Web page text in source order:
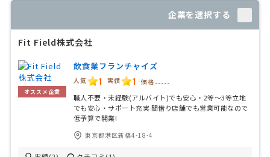
企業を選択する
Fit Field株式会社
オススメ企業
飲食業フランチャイズ
人気 1 実績 1 価格 -----
職人不要・未経験(アルバイト)でも安心・2等〜3等立地
でも安心・サポート充実 間借り店舗でも営業可能なので
低予算で開業!
東京都港区新橋4-18-4